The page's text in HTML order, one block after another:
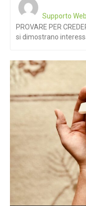
Supporto
PROVARE PER
si dimostrano